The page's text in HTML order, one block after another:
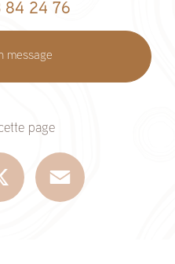
84 24 76
message
page